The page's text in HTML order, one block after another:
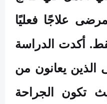
علاجًا فعليًا
أكدت الدراسة
الذين يعانون من
تكون الجراحة